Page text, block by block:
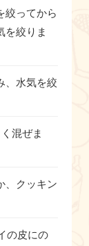
絞ってから
を絞りま
、水気を絞
混ぜま
、クッキン
の皮にの